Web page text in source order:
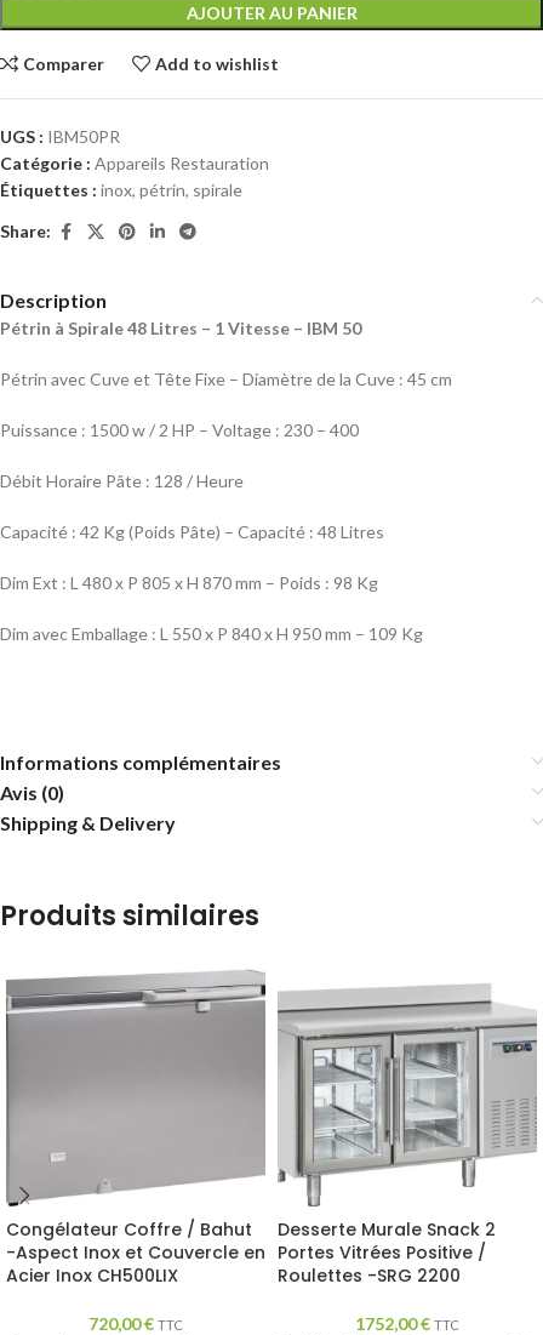
AJOUTER AU PANIER
Comparer Add to wishlist
UGS : IBM50PR
Catégorie : Appareils Restauration
Étiquettes : inox, pétrin, spirale
Share:
Description
Pétrin à Spirale 48 Litres – 1 Vitesse – IBM 50
Pétrin avec Cuve et Tête Fixe – Diamètre de la Cuve : 45 cm
Puissance : 1500 w / 2 HP – Voltage : 230 – 400
Débit Horaire Pâte : 128 / Heure
Capacité : 42 Kg (Poids Pâte) – Capacité : 48 Litres
Dim Ext : L 480 x P 805 x H 870 mm – Poids : 98 Kg
Dim avec Emballage : L 550 x P 840 x H 950 mm – 109 Kg
Informations complémentaires
Avis (0)
Shipping & Delivery
Produits similaires
Congélateur Coffre / Bahut
-Aspect Inox et Couvercle en
Acier Inox CH500LIX
720,00€ TTC
Desserte Murale Snack 2
Portes Vitrées Positive /
Roulettes -SRG 2200
1752,00€ TTC